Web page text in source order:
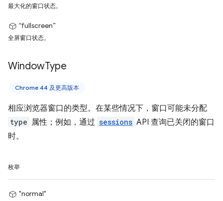
最大化的窗口状态。
“fullscreen”
全屏窗口状态。
WindowType
Chrome 44 及更高版本
相应浏览器窗口的类型。在某些情况下，窗口可能未分配
type 属性；例如，通过 sessions API 查询已关闭的窗口
时。
枚举
"normal"